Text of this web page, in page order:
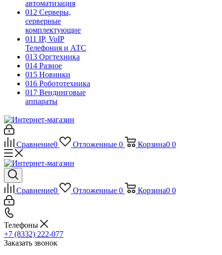
автоматизация
012 Серверы,
серверные
комплектующие
011 IP, VoIP
Телефония и АТС
013 Оргтехника
014 Разное
015 Новинки
016 Робототехника
017 Вендинговые
аппараты
Сравнение0 Отложенные 0 Корзина0 0
Сравнение0 Отложенные 0 Корзина0 0
Телефоны
+7 (8332) 222-077
Заказать звонок